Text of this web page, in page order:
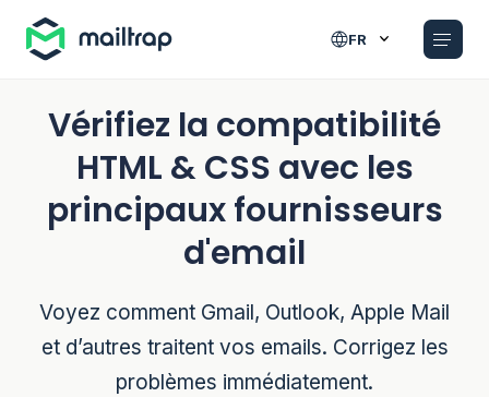
FR
Vérifiez la compatibilité
HTML & CSS avec les
principaux fournisseurs
d'email
Voyez comment Gmail, Outlook, Apple Mail
et d’autres traitent vos emails. Corrigez les
problèmes immédiatement.